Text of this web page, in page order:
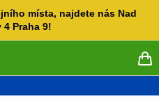
místa, najdete nás Nad
Praha 9!